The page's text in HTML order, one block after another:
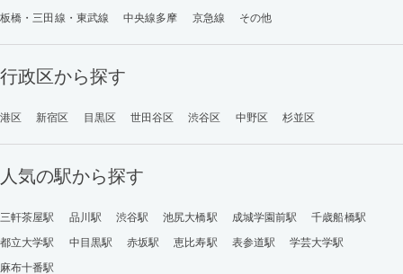
板橋・三田線・東武線
中央線多摩 京急線 その他
行政区から探す
港区 新宿区 目黒区 世田谷区 渋谷区 中野区 杉並区
人気の駅から探す
三軒茶屋駅 品川駅 渋谷駅 池尻大橋駅 成城学園前駅
千歳船橋駅
都立大学駅
中目黒駅 赤坂駅 恵比寿駅 表参道駅
学芸大学駅
麻布十番駅